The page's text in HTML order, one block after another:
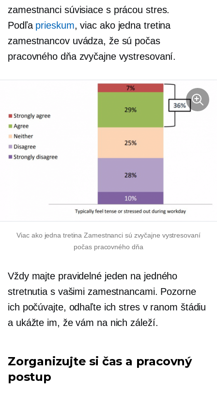
zamestnanci súvisiace s prácou stres.
Podľa prieskum, viac ako jedna tretina
zamestnancov uvádza, že sú počas
pracovného dňa zvyčajne vystresovaní.
Viac ako jedna tretina Zamestnanci sú zvyčajne vystresovaní
počas pracovného dňa
Vždy majte pravidelné jeden na jedného
stretnutia s vašimi zamestnancami. Pozorne
ich počúvajte, odhaľte ich stres v ranom štádiu
a ukážte im, že vám na nich záleží.
Zorganizujte si čas a pracovný
postup